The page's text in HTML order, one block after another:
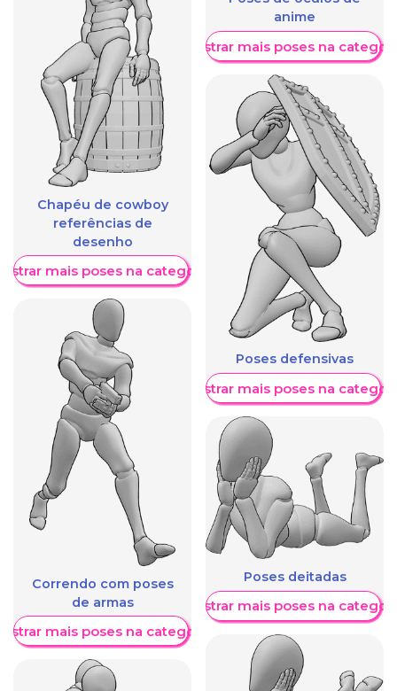
Chapéu de cowboy
referências de
desenho
mais poses na categoria
Correndo com poses
de armas
mais poses na categoria
anime
Mostrar mais poses na
Poses defensivas
Mostrar mais poses na
Poses deitadas
Mostrar mais poses na